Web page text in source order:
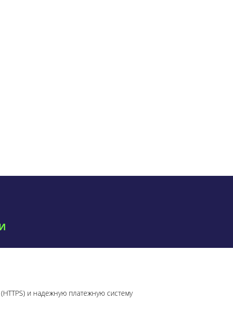
(HTTPS) и надежную платежную систему